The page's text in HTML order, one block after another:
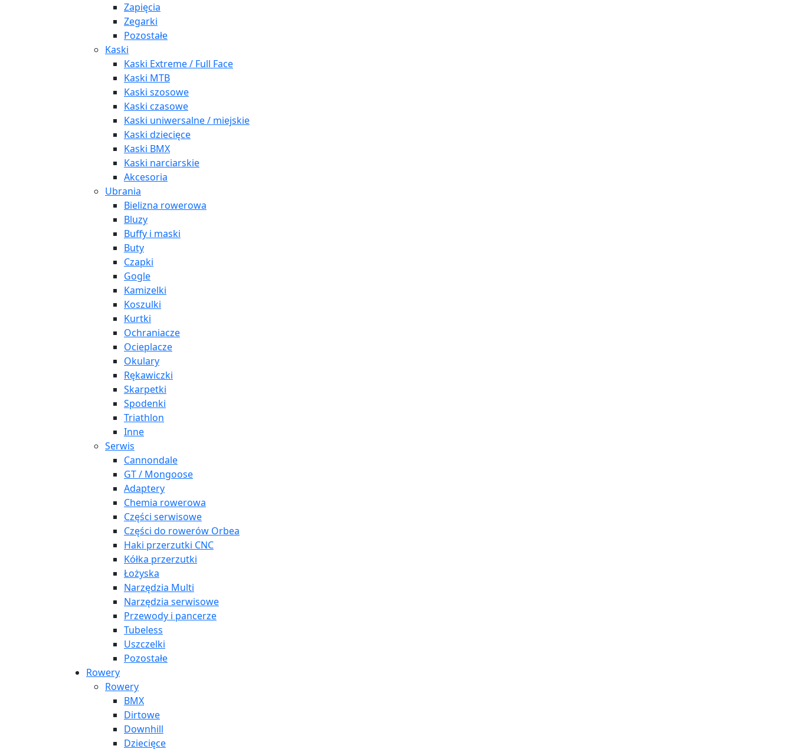
Zapięcia
Zegarki
Pozostałe
Kaski
Kaski Extreme / Full Face
Kaski MTB
Kaski szosowe
Kaski czasowe
Kaski uniwersalne / miejskie
Kaski dziecięce
Kaski BMX
Kaski narciarskie
Akcesoria
Ubrania
Bielizna rowerowa
Bluzy
Buffy i maski
Buty
Czapki
Gogle
Kamizelki
Koszulki
Kurtki
Ochraniacze
Ocieplacze
Okulary
Rękawiczki
Skarpetki
Spodenki
Triathlon
Inne
Serwis
Cannondale
GT / Mongoose
Adaptery
Chemia rowerowa
Części serwisowe
Części do rowerów Orbea
Haki przerzutki CNC
Kółka przerzutki
Łożyska
Narzędzia Multi
Narzędzia serwisowe
Przewody i pancerze
Tubeless
Uszczelki
Pozostałe
Rowery
Rowery
BMX
Dirtowe
Downhill
Dziecięce